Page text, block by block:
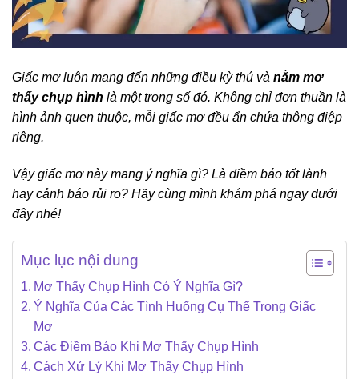
Giấc mơ luôn mang đến những điều kỳ thú và nằm mơ
thấy chụp hình là một trong số đó. Không chỉ đơn thuần là
hình ảnh quen thuộc, mỗi giấc mơ đều ẩn chứa thông điệp
riêng.
Vậy giấc mơ này mang ý nghĩa gì? Là điềm báo tốt lành
hay cảnh báo rủi ro? Hãy cùng mình khám phá ngay dưới
đây nhé!
Mục lục nội dung
Mơ Thấy Chụp Hình Có Ý Nghĩa Gì?
Ý Nghĩa Của Các Tình Huống Cụ Thể Trong Giấc
Mơ
Các Điềm Báo Khi Mơ Thấy Chụp Hình
Cách Xử Lý Khi Mơ Thấy Chụp Hình